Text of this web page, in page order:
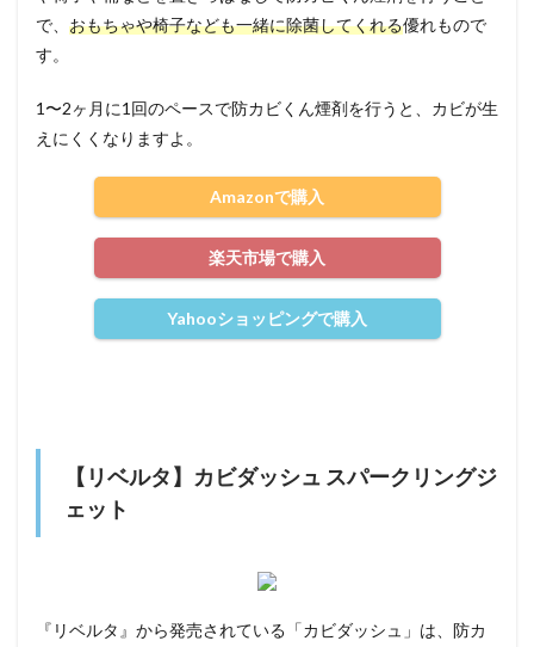
で、 おもちゃや椅子なども一緒に除菌してくれる優れもので
す。
1〜2ヶ月に1回のペースで防カビくん煙剤を行うと、カビが生
えにくくなりますよ。
Amazonで購入
楽天市場で購入
Yahooショッピングで購入
【リベルタ】カビダッシュ スパークリングジ
ェット
『リベルタ』から発売されている「カビダッシュ」は、防カ